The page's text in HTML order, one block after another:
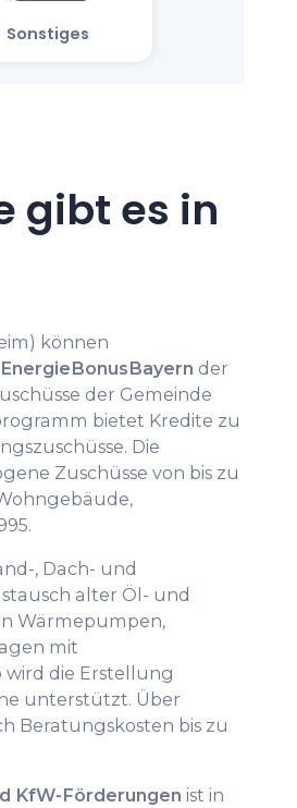
gibt es in
können
EnergieBonusBayern der
der Gemeinde
bietet Kredite zu
Die
Zuschüsse von bis zu
, Dach- und
alter Öl- und
Wärmepumpen,
mit
die Erstellung
unterstützt. Über
Beratungskosten bis zu
KfW-Förderungen ist in